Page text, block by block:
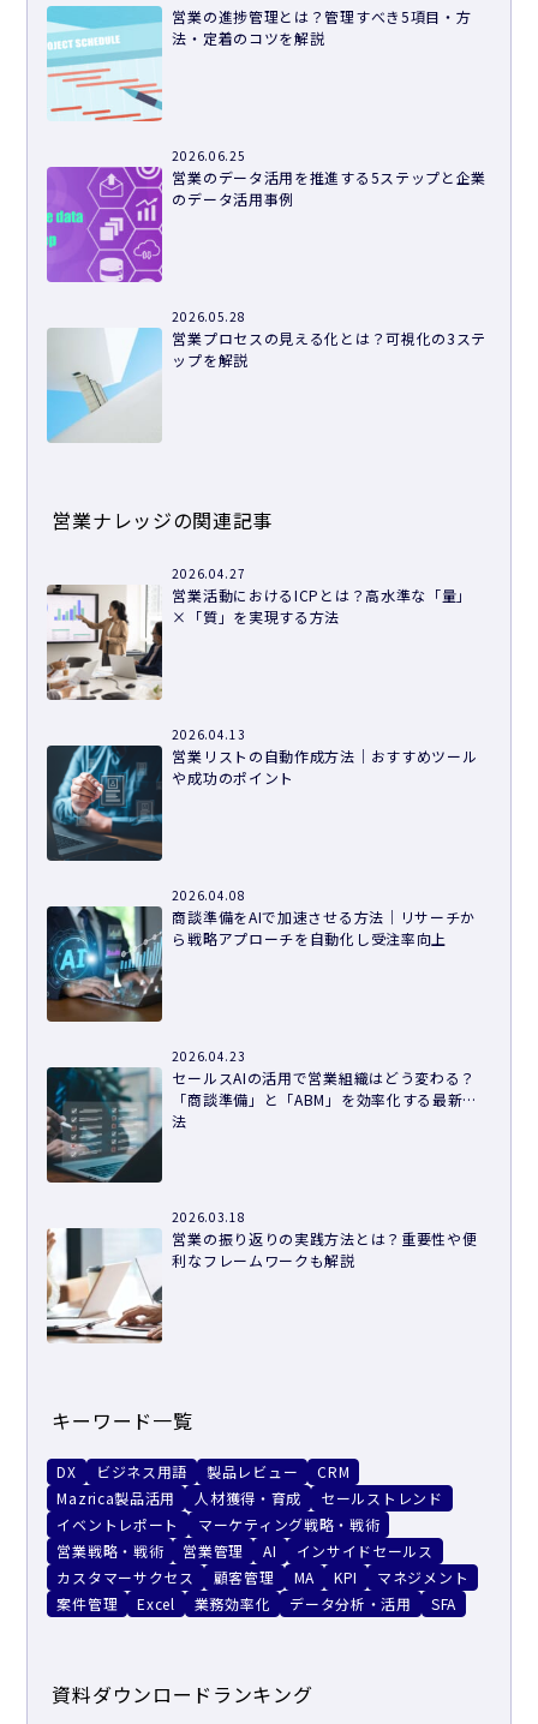
営業の進捗管理とは？管理すべき5項目・方
法・定着のコツを解説
2026.06.25
営業のデータ活用を推進する5ステップと企業
のデータ活用事例
2026.05.28
営業プロセスの見える化とは？可視化の3ステ
ップを解説
営業ナレッジの関連記事
2026.04.27
営業活動におけるICPとは？高水準な「量」
×「質」を実現する方法
2026.04.13
営業リストの自動作成方法｜おすすめツール
や成功のポイント
2026.04.08
商談準備をAIで加速させる方法｜リサーチか
ら戦略アプローチを自動化し受注率向上
2026.04.23
セールスAIの活用で営業組織はどう変わる？
「商談準備」と「ABM」を効率化する最新手
法
2026.03.18
営業の振り返りの実践方法とは？重要性や便
利なフレームワークも解説
キーワード一覧
DX ビジネス用語 製品レビュー
CRM
Mazrica製品活用
人材獲得・育成
セールストレンド
イベントレポート
マーケティング戦略・戦術
営業戦略・戦術
営業管理 AI
インサイドセールス
カスタマーサクセス
顧客管理 MA KPI
マネジメント
案件管理
Excel 業務効率化 データ分析・活用 SFA
資料ダウンロードランキング